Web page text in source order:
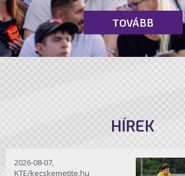
TOVÁBB
HÍREK
2026-08-07,
KTE/kecskemetite.hu